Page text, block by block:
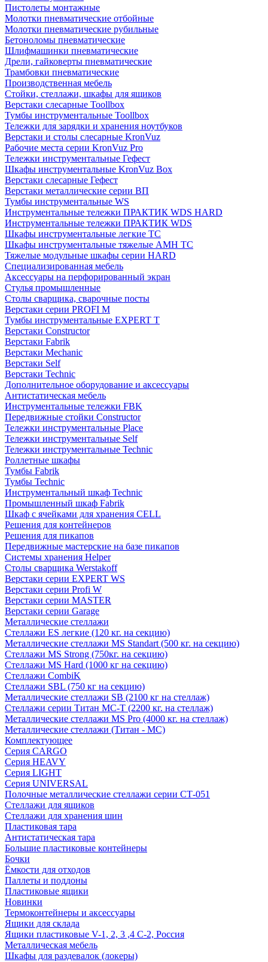
Пистолеты монтажные
Молотки пневматические отбойные
Молотки пневматические рубильные
Бетоноломы пневматические
Шлифмашинки пневматические
Дрели, гайковерты пневматические
Трамбовки пневматические
Производственная мебель
Стойки, стеллажи, шкафы для ящиков
Верстаки слесарные Toollbox
Тумбы инструментальные Toollbox
Тележки для зарядки и хранения ноутбуков
Верстаки и столы слесарные KronVuz
Рабочие места серии KronVuz Pro
Тележки инструментальные Гефест
Шкафы инструментальные KronVuz Box
Верстаки слесарные Гефест
Верстаки металлические серии ВП
Тумбы инструментальные WS
Инструментальные тележки ПРАКТИК WDS HARD
Инструментальные тележки ПРАКТИК WDS
Шкафы инструментальные легкие ТС
Шкафы инструментальные тяжелые AMH TC
Тяжелые модульные шкафы серии HARD
Cпециализированная мебель
Аксессуары на перфорированный экран
Стулья промышленные
Столы сварщика, сварочные посты
Верстаки серии PROFI M
Тумбы инструментальные EXPERT T
Верстаки Constructor
Верстаки Fabrik
Верстаки Mechanic
Верстаки Self
Верстаки Technic
Дополнительное оборудование и аксессуары
Антистатическая мебель
Инструментальные тележки FBK
Передвижные стойки Constructor
Тележки инструментальные Place
Тележки инструментальные Self
Тележки инструментальные Technic
Роллетные шкафы
Тумбы Fabrik
Тумбы Technic
Инструментальный шкаф Technic
Промышленный шкаф Fabrik
Шкаф с ячейками для хранения CELL
Решения для контейнеров
Решения для пикапов
Передвижные мастерские на базе пикапов
Системы хранения Helper
Столы сварщика Werstakoff
Верстаки серии EXPERT WS
Верстаки серии Profi W
Верстаки серии MASTER
Верстаки серии Garage
Металлические стеллажи
Стеллажи ES легкие (120 кг. на секцию)
Металлические стеллажи MS Standart (500 кг. на секцию)
Стеллажи MS Strong (750кг. на секцию)
Стеллажи MS Hard (1000 кг на секцию)
Стеллажи CombiK
Стеллажи SBL (750 кг на секцию)
Металлические стеллажи SB (2100 кг на стеллаж)
Стеллажи серии Титан МС-Т (2200 кг. на стеллаж)
Металлические стеллажи MS Pro (4000 кг. на стеллаж)
Металлические стеллажи (Титан - МС)
Комплектующее
Серия CARGO
Серия HEAVY
Серия LIGHT
Серия UNIVERSAL
Полочные металлические стеллажи серии СТ-051
Стеллажи для ящиков
Стеллажи для хранения шин
Пластиковая тара
Антистатическая тара
Большие пластиковые контейнеры
Бочки
Ёмкости для отходов
Паллеты и поддоны
Пластиковые ящики
Новинки
Термоконтейнеры и аксессуары
Ящики для склада
Ящики пластиковые V-1, 2, 3 ,4 С-2, Россия
Металлическая мебель
Шкафы для раздевалок (локеры)